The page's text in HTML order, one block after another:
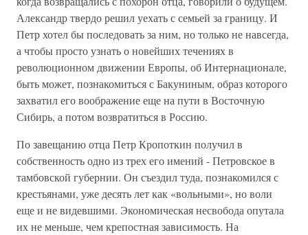
Александр твердо решил уехать с семьей за границу. И
Петр хотел бы последовать за ним, но только не навсегда,
а чтобы просто узнать о новейших течениях в
революционном движении Европы, об Интернационале,
быть может, познакомиться с Бакуниным, образ которого
захватил его воображение еще на пути в Восточную
Сибирь, а потом возвратиться в Россию.
По завещанию отца Петр Кропоткин получил в
собственность одно из трех его имений - Петровское в
тамбовской губернии. Он съездил туда, познакомился с
крестьянами, уже десять лет как «вольными», но воли
еще и не видевшими. Экономическая несвобода опутала
их не меньше, чем крепостная зависимость. На